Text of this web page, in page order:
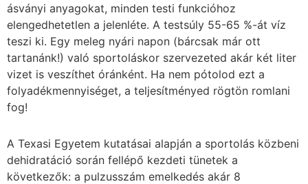
ásványi anyagokat, minden testi funkcióhoz
elengedhetetlen a jelenléte. A testsúly 55-65 %-át víz
teszi ki. Egy meleg nyári napon (bárcsak már ott
tartanánk!) való sportoláskor szervezeted akár két liter
vizet is veszíthet óránként. Ha nem pótolod ezt a
folyadékmennyiséget, a teljesítményed rögtön romlani
fog!
A Texasi Egyetem kutatásai alapján a sportolás közbeni
dehidratáció során fellépő kezdeti tünetek a
következők: a pulzusszám emelkedés akár 8